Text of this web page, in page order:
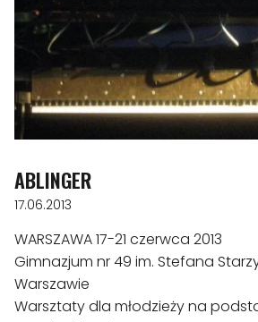
ABLINGER
17.06.2013
WARSZAWA 17-21 czerwca 2013
Gimnazjum nr 49 im. Stefana
Warszawie
Warsztaty dla młodzieży na